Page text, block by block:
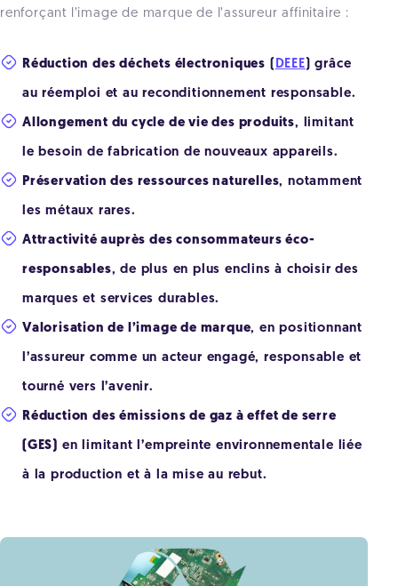
renforçant l’image de marque de l’assureur affinitaire :
Réduction des déchets électroniques DEEE ) grâce
au réemploi et au reconditionnement responsable.
Allongement du cycle de vie des produits, limitant
le besoin de fabrication de nouveaux appareils.
Préservation des ressources naturelles, notamment
les métaux rares.
Attractivité auprès des consommateurs éco-
responsables, de plus en plus enclins à choisir des
marques et services durables.
Valorisation de l’image de marque, en positionnant
l’assureur comme un acteur engagé, responsable et
tourné vers l’avenir.
Réduction des émissions de gaz à effet de serre
(GES) en limitant l’empreinte environnementale liée
à la production et à la mise au rebut.